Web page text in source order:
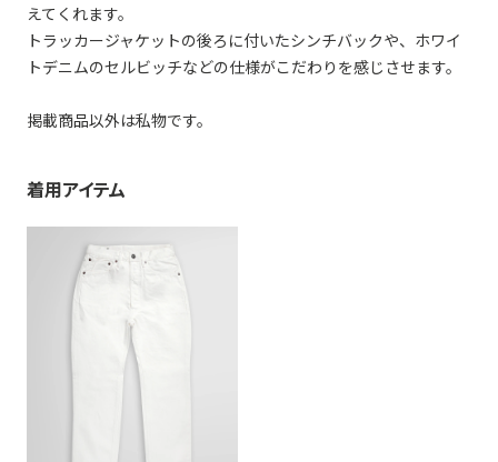
えてくれます。
トラッカージャケットの後ろに付いたシンチバックや、ホワイ
トデニムのセルビッチなどの仕様がこだわりを感じさせます。
掲載商品以外は私物です。
着用アイテム